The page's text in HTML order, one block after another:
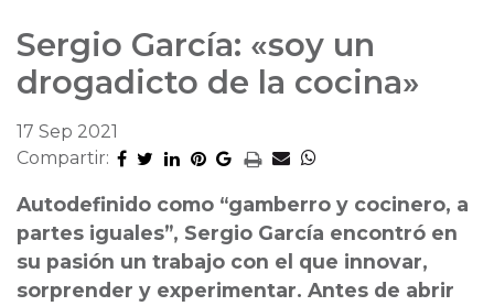
Sergio García: «soy un
drogadicto de la cocina»
17 Sep 2021
Compartir:
Autodefinido como “gamberro y cocinero, a
partes iguales”, Sergio García encontró en
su pasión un trabajo con el que innovar,
sorprender y experimentar. Antes de abrir